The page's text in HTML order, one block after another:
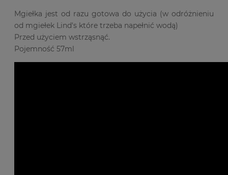
Mgiełka jest od razu gotowa do użycia (w odróżnieniu
od mgiełek Lind's które trzeba napełnić wodą)
Przed użyciem wstrząsnąć.
Pojemność 57ml